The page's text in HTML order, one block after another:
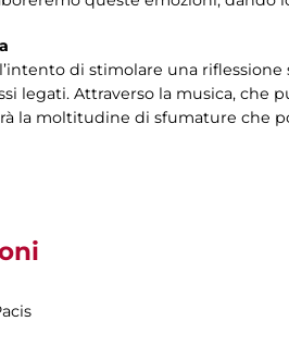
di stimolare una
legati. Attraverso la musica, che
la moltitudine di sfumature che